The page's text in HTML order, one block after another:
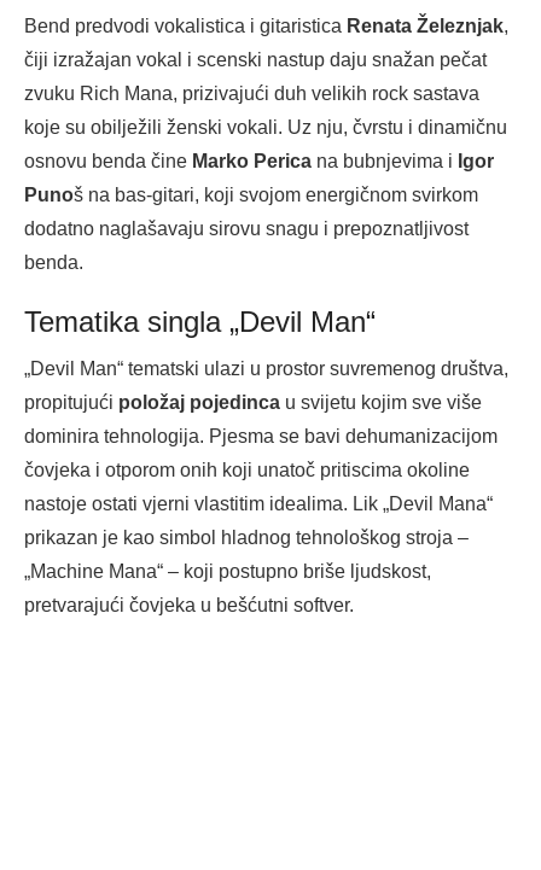
Bend predvodi vokalistica i gitaristica Renata Železnjak,
čiji izražajan vokal i scenski nastup daju snažan pečat
zvuku Rich Mana, prizivajući duh velikih rock sastava
koje su obilježili ženski vokali. Uz nju, čvrstu i dinamičnu
osnovu benda čine Marko Perica na bubnjevima i Igor
Punoš na bas-gitari, koji svojom energičnom svirkom
dodatno naglašavaju sirovu snagu i prepoznatljivost
benda.
Tematika singla „Devil Man“
„Devil Man“ tematski ulazi u prostor suvremenog društva,
propitujući položaj pojedinca u svijetu kojim sve više
dominira tehnologija. Pjesma se bavi dehumanizacijom
čovjeka i otporom onih koji unatoč pritiscima okoline
nastoje ostati vjerni vlastitim idealima. Lik „Devil Mana“
prikazan je kao simbol hladnog tehnološkog stroja –
„Machine Mana“ – koji postupno briše ljudskost,
pretvarajući čovjeka u bešćutni softver.